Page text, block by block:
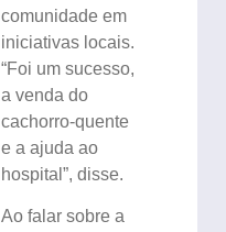
comunidade em
iniciativas locais.
“Foi um sucesso,
a venda do
cachorro-quente
e a ajuda ao
hospital”, disse.
Ao falar sobre a